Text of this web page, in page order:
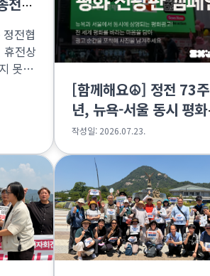
전과
전협
휴전상
못한
고
못했
[함께해요☮️] 정전 73주
년, 뉴욕-서울 동시 평화
전광판 캠페인
작성일: 2026.07.23.